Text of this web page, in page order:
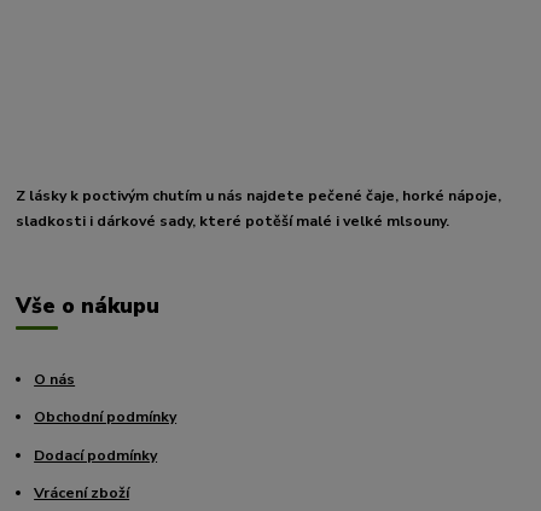
Z lásky k poctivým chutím u nás najdete pečené čaje, horké nápoje,
sladkosti i dárkové sady, které potěší malé i velké mlsouny.
Vše o nákupu
O nás
Obchodní podmínky
Dodací podmínky
Vrácení zboží